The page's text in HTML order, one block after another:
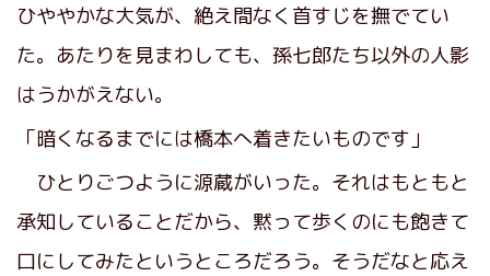
ひややかな大気が、絶え間なく首すじを撫でてい
た。あたりを見まわしても、孫七郎たち以外の人影
はうかがえない。
「暗くなるまでには橋本へ着きたいものです」
ひとりごつように源蔵がいった。それはもともと
承知していることだから、黙って歩くのにも飽きて
口にしてみたというところだろう。そうだなと応え